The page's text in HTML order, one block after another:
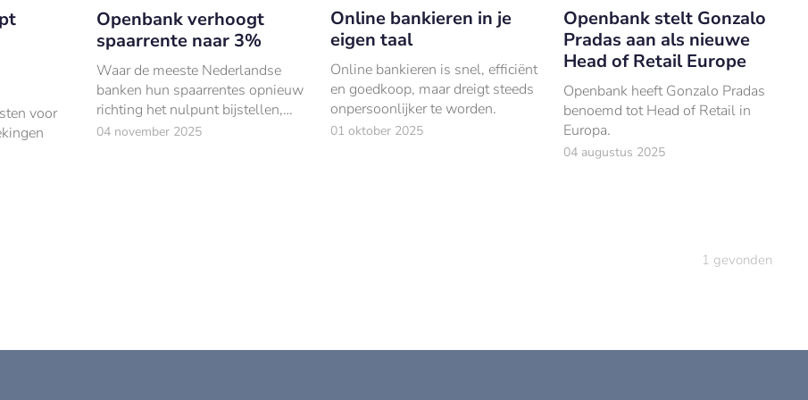
voor
Openbank verhoogt
spaarrente naar 3%
Waar de meeste Nederlandse
banken hun spaarrentes opnieuw
richting het nulpunt bijstellen,
laat Openbank zien dat het ook
04 november 2025
Online bankieren in je
eigen taal
Online bankieren is snel, efficiënt
en goedkoop, maar dreigt steeds
onpersoonlijker te worden.
01 oktober 2025
Openbank stelt Gonzalo
Pradas aan als nieuwe
Head of Retail Europe
Openbank heeft Gonzalo Pradas
benoemd tot Head of Retail in
Europa.
04 augustus 2025
1 gevonden